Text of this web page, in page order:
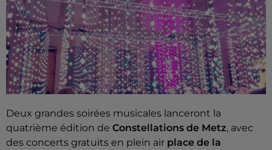
Deux grandes soirées musicales lanceront la
quatrième édition de Constellations de Metz, avec
des concerts gratuits en plein air place de la